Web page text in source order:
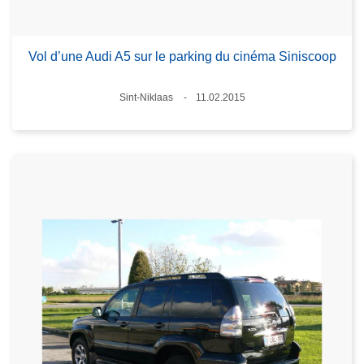
Vol d’une Audi A5 sur le parking du cinéma Siniscoop
Standort
Sint-Niklaas
11.02.2015